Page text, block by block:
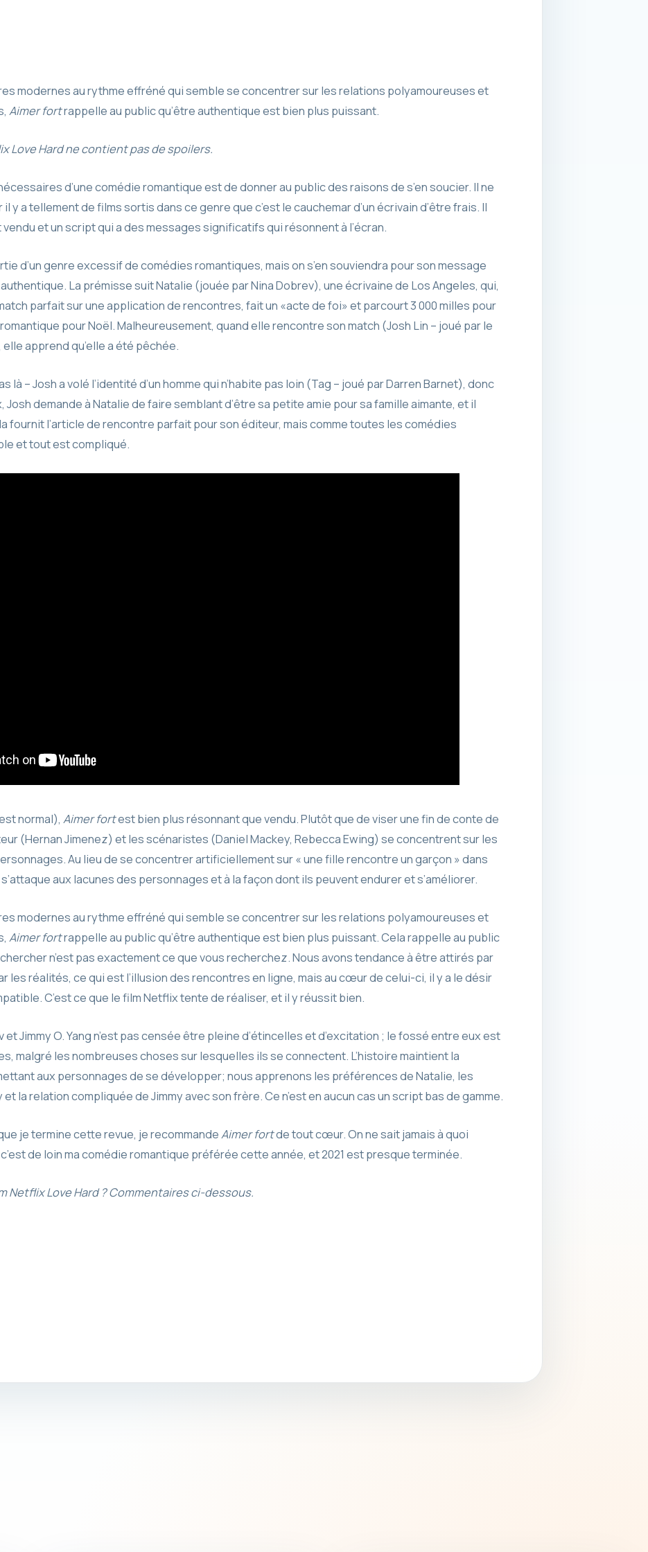
modernes au rythme effréné qui semble se concentrer sur les relations polyamoureuses et
Aimer fortrappelle au public qu’être authentique est bien plus puissant.
Love Hard ne contient pas de spoilers.
d’une comédie romantique est de donner au public des raisons de s’en soucier. Il ne
il y a tellement de films sortis dans ce genre que c’est le cauchemar d’un écrivain d’être frais. Il
et un script qui a des messages significatifs qui résonnent à l’écran.
d’un genre excessif de comédies romantiques, mais on s’en souviendra pour son message
La prémisse suit Natalie (jouée par Nina Dobrev), une écrivaine de Los Angeles, qui,
parfait sur une application de rencontres, fait un «acte de foi» et parcourt 3 000 milles pour
pour Noël. Malheureusement, quand elle rencontre son match (Josh Lin – joué par le
elle apprend qu’elle a été pêchée.
là – Josh a volé l’identité d’un homme qui n’habite pas loin (Tag – joué par Darren Barnet), donc
Josh demande à Natalie de faire semblant d’être sa petite amie pour sa famille aimante, et il
fournit l’article de rencontre parfait pour son éditeur, mais comme toutes les comédies
et tout est compliqué.
normal), Aimer fortest bien plus résonnant que vendu. Plutôt que de viser une fin de conte de
(Hernan Jimenez) et les scénaristes (Daniel Mackey, Rebecca Ewing) se concentrent sur les
Au lieu de se concentrer artificiellement sur « une fille rencontre un garçon » dans
aux lacunes des personnages et à la façon dont ils peuvent endurer et s’améliorer.
modernes au rythme effréné qui semble se concentrer sur les relations polyamoureuses et
Aimer fortrappelle au public qu’être authentique est bien plus puissant. Cela rappelle au public
n’est pas exactement ce que vous recherchez. Nous avons tendance à être attirés par
les réalités, ce qui est l’illusion des rencontres en ligne, mais au cœur de celui-ci, il y a le désir
C’est ce que le film Netflix tente de réaliser, et il y réussit bien.
et Jimmy O. Yang n’est pas censée être pleine d’étincelles et d’excitation ; le fossé entre eux est
malgré les nombreuses choses sur lesquelles ils se connectent. L’histoire maintient la
aux personnages de se développer; nous apprenons les préférences de Natalie, les
la relation compliquée de Jimmy avec son frère. Ce n’est en aucun cas un script bas de gamme.
je termine cette revue, je recommandeAimer fortde tout cœur. On ne sait jamais à quoi
de loin ma comédie romantique préférée cette année, et 2021 est presque terminée.
Netflix Love Hard ? Commentaires ci-dessous.